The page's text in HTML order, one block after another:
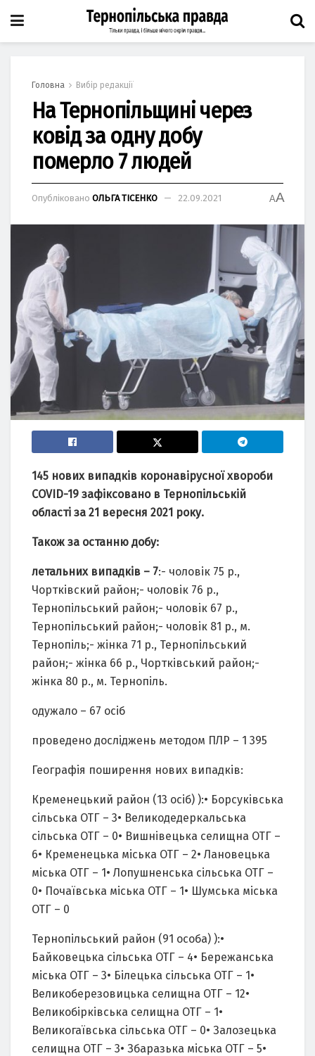
Головна Вибір редакції
На Тернопільщині через
ковід за одну добу
померло 7 людей
Опубліковано ОЛЬГА ТІСЕНКО 22.09.2021 AA
145 нових випадків коронавірусної хвороби
COVID-19 зафіксовано в Тернопільській
області за 21 вересня 2021 року.
Також за останню добу:
летальних випадків – 7:- чоловік 75 р.,
Чортківский район;- чоловік 76 р.,
Тернопільський район;- чоловік 67 р.,
Тернопільський район;- чоловік 81 р., м.
Тернопіль;- жінка 71 р., Тернопільський
район;- жінка 66 р., Чортківський район;-
жінка 80 р., м. Тернопіль.
одужало – 67 осіб
проведено досліджень методом ПЛР – 1 395
Географія поширення нових випадків:
Кременецький район (13 осіб) ):• Борсуківська
сільська ОТГ – 3• Великодедеркальська
сільська ОТГ – 0• Вишнівецька селищна ОТГ –
6• Кременецька міська ОТГ – 2• Лановецька
міська ОТГ – 1• Лопушненська сільська ОТГ –
0• Почаївська міська ОТГ – 1• Шумська міська
ОТГ – 0
Тернопільський район (91 особа) ):•
Байковецька сільська ОТГ – 4• Бережанська
міська ОТГ – 3• Білецька сільська ОТГ – 1•
Великоберезовицька селищна ОТГ – 12•
Великобірківська селищна ОТГ – 1•
Великогаївська сільська ОТГ – 0• Залозецька
селищна ОТГ – 3• Збаразька міська ОТГ – 5•